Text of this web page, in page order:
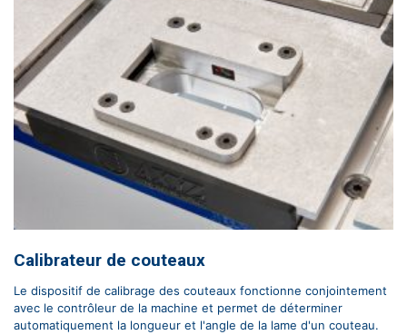
Calibrateur de couteaux
Le dispositif de calibrage des couteaux fonctionne conjointement
avec le contrôleur de la machine et permet de déterminer
automatiquement la longueur et l'angle de la lame d'un couteau.